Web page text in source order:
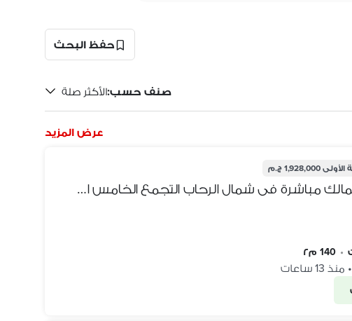
حفظ البحث
صنف حسب:الأكثر صلة
عرض المزيد
الأولى1,928,000 ج.م
شقة للبيع 140 متر من المالك مباشرة فى شمال الرحاب التجمع الخامس استلام فورى
• 140 م٢
• منذ 13 ساعات